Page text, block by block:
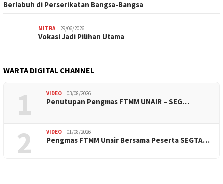
Berlabuh di Perserikatan Bangsa-Bangsa
MITRA 29/06/2026
Vokasi Jadi Pilihan Utama
WARTA DIGITAL CHANNEL
1 VIDEO 03/08/2026
Penutupan Pengmas FTMM UNAIR – SEG…
2 VIDEO 01/08/2026
Pengmas FTMM Unair Bersama Peserta SEGTA…